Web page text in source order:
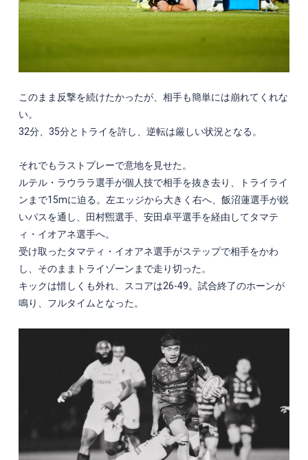
このまま反撃を続けたかったが、相手も簡単には崩れてくれな
い。
32分、35分とトライを許し、逆転は厳しい状況となる。
それでもラストプレーで意地を見せた。
ルテル・ラウララ選手が個人技で相手を抜き去り、トライライ
ンまで15mに迫る。左エッジから大きく右へ、飯沼蓮選手が鋭
いパスを通し、田村煕選手、安田卓平選手を経由してタマテ
ィ・イオアネ選手へ。
受け取ったタマティ・イオアネ選手がステップで相手をかわ
し、そのままトライゾーンまで走り切った。
キックは惜しくも外れ、スコアは26-49。試合終了のホーンが
鳴り、フルタイムとなった。